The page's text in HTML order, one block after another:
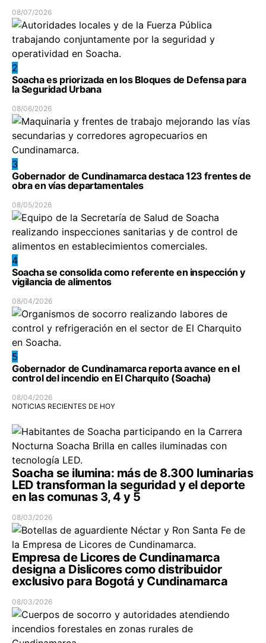
08/07/2026
2
Soacha es priorizada en los Bloques de Defensa para
la Seguridad Urbana
08/06/2026
3
Gobernador de Cundinamarca destaca 123 frentes de
obra en vías departamentales
08/05/2026
4
Soacha se consolida como referente en inspección y
vigilancia de alimentos
08/04/2026
5
Gobernador de Cundinamarca reporta avance en el
control del incendio en El Charquito (Soacha)
08/04/2026
NOTICIAS RECIENTES DE HOY
Soacha se ilumina: más de 8.300 luminarias
LED transforman la seguridad y el deporte
en las comunas 3, 4 y 5
08/03/2026
Empresa de Licores de Cundinamarca
designa a Dislicores como distribuidor
exclusivo para Bogotá y Cundinamarca
08/03/2026